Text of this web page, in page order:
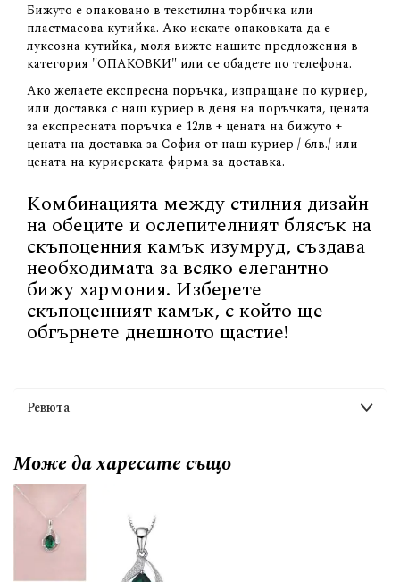
Бижуто е опаковано в текстилна торбичка или
пластмасова кутийка. Ако искате опаковката да е
луксозна кутийка, моля вижте нашите предложения в
категория "ОПАКОВКИ" или се обадете по телефона.
Ако желаете експресна поръчка, изпращане по куриер,
или доставка с наш куриер в деня на поръчката, цената
за експресната поръчка е 12лв + цената на бижуто +
цената на доставка за София от наш куриер / 6лв./ или
цената на куриерската фирма за доставка.
Комбинацията между стилния дизайн
на обеците и ослепителният блясък на
скъпоценния камък изумруд, създава
необходимата за всяко елегантно
бижу хармония. Изберете
скъпоценният камък, с който ще
обгърнете днешното щастие!
Ревюта
Може дахаресате също